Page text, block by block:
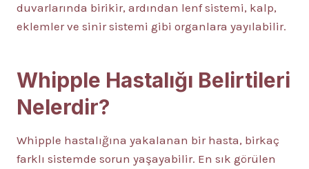
duvarlarında birikir, ardından lenf sistemi, kalp,
eklemler ve sinir sistemi gibi organlara yayılabilir.
Whipple Hastalığı Belirtileri
Nelerdir?
Whipple hastalığına yakalanan bir hasta, birkaç
farklı sistemde sorun yaşayabilir. En sık görülen